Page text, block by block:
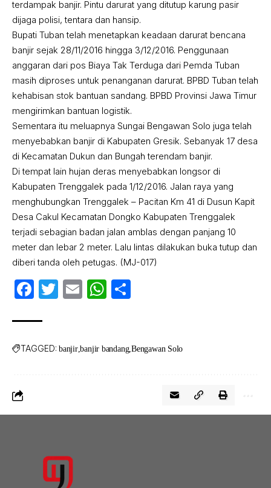
terdampak banjir. Pintu darurat yang ditutup karung pasir
dijaga polisi, tentara dan hansip.
Bupati Tuban telah menetapkan keadaan darurat bencana
banjir sejak 28/11/2016 hingga 3/12/2016. Penggunaan
anggaran dari pos Biaya Tak Terduga dari Pemda Tuban
masih diproses untuk penanganan darurat. BPBD Tuban telah
kehabisan stok bantuan sandang. BPBD Provinsi Jawa Timur
mengirimkan bantuan logistik.
Sementara itu meluapnya Sungai Bengawan Solo juga telah
menyebabkan banjir di Kabupaten Gresik. Sebanyak 17 desa
di Kecamatan Dukun dan Bungah terendam banjir.
Di tempat lain hujan deras menyebabkan longsor di
Kabupaten Trenggalek pada 1/12/2016. Jalan raya yang
menghubungkan Trenggalek – Pacitan Km 41 di Dusun Kapit
Desa Cakul Kecamatan Dongko Kabupaten Trenggalek
terjadi sebagian badan jalan amblas dengan panjang 10
meter dan lebar 2 meter. Lalu lintas dilakukan buka tutup dan
diberi tanda oleh petugas. (MJ-017)
Facebook
Twitter
EmailWhatsApp
TAGGED: banjir banjir bandang Bengawan Solo